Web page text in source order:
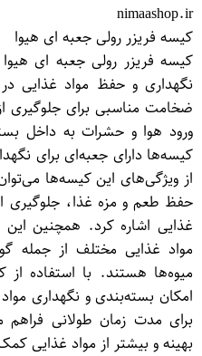
nimaashop.ir
کیسه فریزر رولی جعبه ای هیوا
کیسه فریزر رولی جعبه ای
نگهداری و حفظ مواد غذایی
ضخامت مناسبی برای جلوگیری
ورود هوا و حشرات به داخل
کیسه‌ها دارای جعبه‌ای برای
از ویژگی‌های این کیسه‌ها
حفظ طعم و مزه غذا، جلوگیری
غذایی اشاره کرد. همچنین این
مواد غذایی مختلف از جمله
میوه‌ها هستند. با استفاده از
امکان بسته‌بندی و نگهداری
برای مدت زمان طولانی
بهینه و بیشتر از مواد غذایی